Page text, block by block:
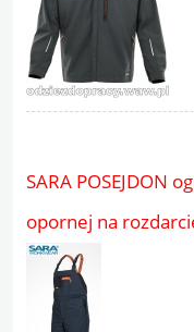
SARA POSEJDON
opornej na